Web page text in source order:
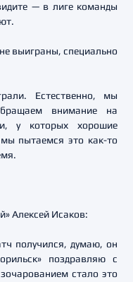
— в лиге команды
выиграны, специально
Естественно, мы
внимание на
у которых хорошие
пытаемся это как-то
Алексей Исаков:
получился, думаю, он
поздравляю с
стало это